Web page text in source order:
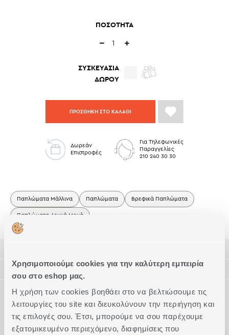
Χρησιμοποιούμε cookies για την καλύτερη εμπειρία
σου στο eshop μας.
Η χρήση των cookies βοηθάει στο να βελτιώσουμε τις
λειτουργίες του site και διευκολύνουν την περιήγηση και
τις επιλογές σου. Έτσι, μπορούμε να σου παρέχουμε
εξατομικευμένο περιεχόμενο, διαφημίσεις που
ΠΟΣΟΤΗΤΑ
ΣΥΣΚΕΥΑΣΙΑ
ΔΩΡΟΥ
ΠΡΟΣΘΗΚΗ ΣΤΟ ΚΑΛΑΘΙ
Δωρεάν
Επιστροφές
Για Τηλεφωνικές
Παραγγελίες
210 240 30 30
Παπλώματα Μάλλινα Παπλώματα Βρεφικά Παπλώματα
Παπλώματα Λευκά Μονά
Το απόλυτο φυσικό προϊόν το οποίο συνιστούμε για το
Το εξωτερικό του ύφασμα 100% βαμβάκι περκάλι 233
κλωστών σε συνδυασμό με το αγνό Αυστραλιανό μαλλί
εσωτερικά, επιτρέπει το πάπλωμα να αναπνέει και να
αποβάλλει την υγρασία που δημιουργείται κατά την διάρκεια
ΤΕΧΝΙΚΑ ΧΑΡΑΚΤΗΡΙΣΤΙΚΑ
Διάσταση Κούνιας
Ποιότητα
Βαμβακερό Περκάλι (200
Κλωστές)
ΦΡΟΝΤΙΔΑ
Με τη σωστή φροντίδα στο πλύσιμο και τη σωστή αποθήκευση,
θα χαίρεστε το πάπλωμά σας για πολλά χρόνια.
Συμπληρώστε το Look